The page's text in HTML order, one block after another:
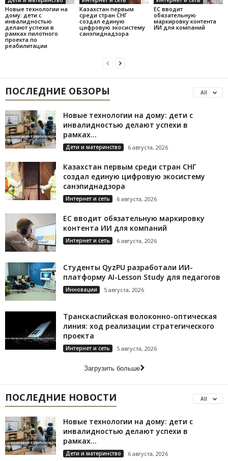
Новые технологии на
дому: дети с
инвалидностью
делают успехи в
рамках пилотного
проекта по
реабилитации
Казахстан первым
среди стран СНГ
создал единую
цифровую экосистему
санэпиднадзора
ЕС вводит
обязательную
маркировку контента
ИИ для компаний
ПОСЛЕДНИЕ ОБЗОРЫ All
Новые технологии на дому: дети с
инвалидностью делают успехи в
рамках...
Дети и материнство 6 августа, 2026
Казахстан первым среди стран СНГ
создал единую цифровую экосистему
санэпиднадзора
Интернет и сеть 6 августа, 2026
ЕС вводит обязательную маркировку
контента ИИ для компаний
Интернет и сеть 6 августа, 2026
Студенты QyzPU разработали ИИ-
платформу AI-Lesson Study для педагогов
Инновации 5 августа, 2026
Транскаспийская волоконно-оптическая
линия: ход реализации стратегического
проекта
Интернет и сеть 5 августа, 2026
Загрузить больше
ПОСЛЕДНИЕ НОВОСТИ All
Новые технологии на дому: дети с
инвалидностью делают успехи в
рамках...
Дети и материнство 6 августа, 2026